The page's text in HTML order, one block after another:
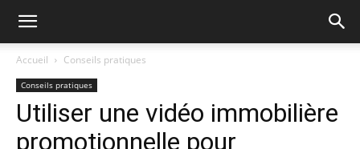
Accueil Conseils pratiques
Conseils pratiques
Utiliser une vidéo immobilière
promotionnelle pour